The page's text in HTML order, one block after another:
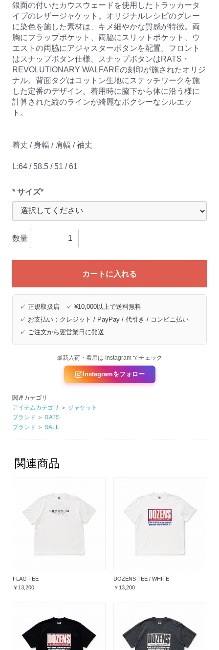
銀面の付いたカウスウェードを使用したトラッカータ
イプのレザージャケット。オリジナルレシピのグレー
に染色を施した素材は、キメ細やかな質感が特徴。両
胸にフラップポケット、両脇にスリットポケット、ウ
エストの両脇にアジャスターボタンを配置。フロント
はスナップボタン仕様、スナップボタンはRATS・
REVOLUTIONARY WALFAREの刻印が施されたオリジ
ナル。背面タグはコットン生地にステッチワークを施
した定番のデザイン。着用時に脇下から体に沿う様に
計算された縦のラインが綺麗なボクシーなシルエッ
ト。
着丈 / 身幅 / 肩幅 / 袖丈
L:64 / 58.5 / 51 / 61
* サイズ*
数量
カートに入れる
✓ 正規取扱店 ✓ ¥10,000以上で送料無料
✓ お支払い：クレジット / PayPay / 代引き / コンビニ払い
✓ ご注文から翌営業日に発送
最新入荷・着用は Instagram でチェック
Instagramをフォロー
関連カテゴリ
アイテムカテゴリ
＞ ジャケット
ブランド ＞ RATS
ブランド ＞ SALE
関連商品
FLAG TEE
￥13,200
DOZENS TEE / WHITE
￥13,200